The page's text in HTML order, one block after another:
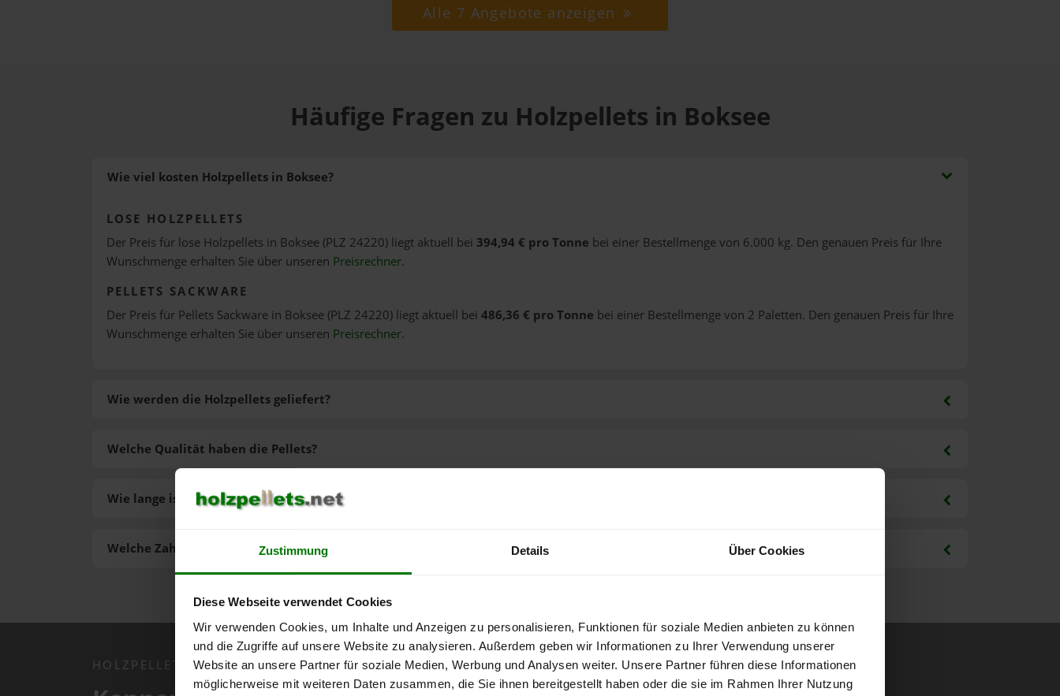
Zustimmung Details Über Cookies
Diese Webseite verwendet Cookies
Wir verwenden Cookies, um Inhalte und Anzeigen zu personalisieren, Funktionen für soziale Medien anbieten zu können
und die Zugriffe auf unsere Website zu analysieren. Außerdem geben wir Informationen zu Ihrer Verwendung unserer
Website an unsere Partner für soziale Medien, Werbung und Analysen weiter. Unsere Partner führen diese Informationen
möglicherweise mit weiteren Daten zusammen, die Sie ihnen bereitgestellt haben oder die sie im Rahmen Ihrer Nutzung
Alle 7 Angebote anzeigen
Häufige Fragen zu Holzpellets in Boksee
Wie viel kosten Holzpellets in Boksee?
LOSE HOLZPELLETS
Der Preis für lose Holzpellets in Boksee (PLZ 24220) liegt aktuell bei 394,94 € pro Tonne bei einer Bestellmenge von 6.000 kg. Den genauen Preis für Ihre
Wunschmenge erhalten Sie über unseren Preisrechner.
PELLETS SACKWARE
Der Preis für Pellets Sackware in Boksee (PLZ 24220) liegt aktuell bei 486,36 € pro Tonne bei einer Bestellmenge von 2 Paletten. Den genauen Preis für Ihre
Wunschmenge erhalten Sie über unseren Preisrechner.
Wie werden die Holzpellets geliefert?
Welche Zahlungsarten gibt es?
Welche Qualität haben die Pellets?
Wie lange ist die Lieferzeit der Pellets?
HOLZPELLETS.NET APP